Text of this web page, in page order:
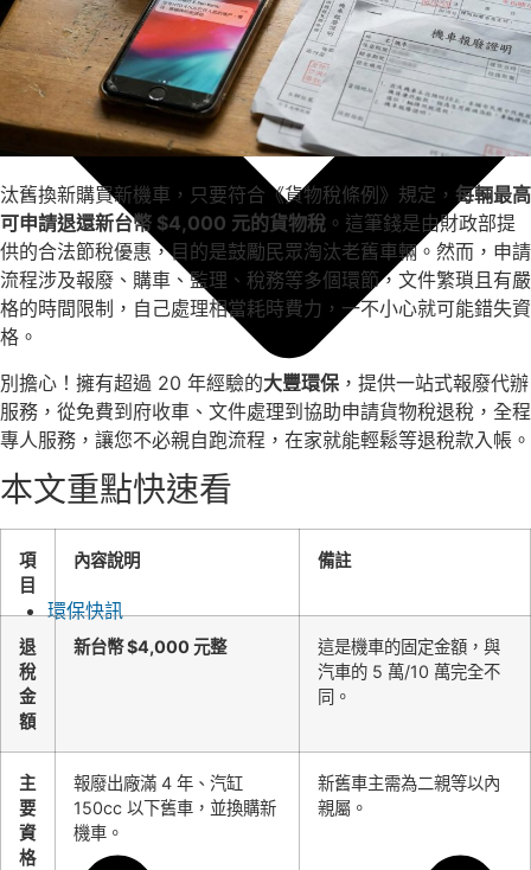
環保快訊
汰舊換新購買新機車，只要符合《貨物稅條例》規定， 每輛最高
可申請退還新台幣 $4,000 元的貨物稅 。這筆錢是由財政部提
供的合法節稅優惠，目的是鼓勵民眾淘汰老舊車輛。然而，申請
流程涉及報廢、購車、監理、稅務等多個環節，文件繁瑣且有嚴
格的時間限制，自己處理相當耗時費力，一不小心就可能錯失資
格。
別擔心！擁有超過 20 年經驗的大豐環保 ，提供一站式報廢代辦
服務，從免費到府收車、文件處理到協助申請貨物稅退稅，全程
專人服務，讓您不必親自跑流程，在家就能輕鬆等退稅款入帳。
本文重點快速看
項
目
內容說明 備註
退
稅
金
額
新台幣 $4,000 元整
這是機車的固定金額，與
汽車的 5 萬/10 萬完全不
同。
主
要
資
格
報廢出廠滿 4 年、汽缸
150cc 以下舊車，並換購新
機車。
新舊車主需為二親等以內
親屬。